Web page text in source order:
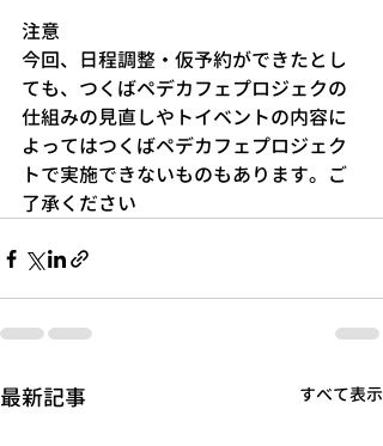
注意
今回、日程調整・仮予約ができたとし
ても、つくばペデカフェプロジェクの
仕組みの見直しやトイベントの内容に
よってはつくばペデカフェプロジェク
トで実施できないものもあります。ご
了承ください
最新記事 すべて表示